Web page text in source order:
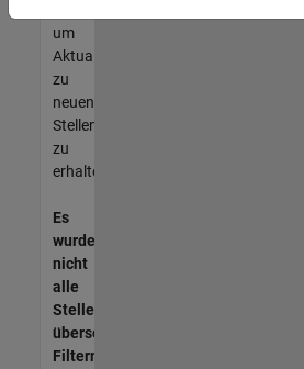
um
Aktualisierungen
zu
neuen
Stellenangeboten
zu
erhalten.
Es
wurden
nicht
alle
Stellen
übersetzt.
Filtern